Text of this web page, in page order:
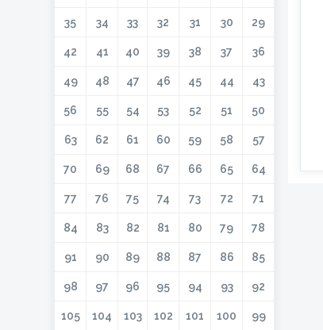
29
30
31
32
33
34
35
36
37
38
39
40
41
42
43
44
45
46
47
48
49
50
51
52
53
54
55
56
57
58
59
60
61
62
63
64
65
66
67
68
69
70
71
72
73
74
75
76
77
78
79
80
81
82
83
84
85
86
87
88
89
90
91
92
93
94
95
96
97
98
99
100
101
102
103
104
105